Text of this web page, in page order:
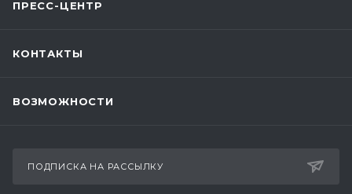
ПРЕСС-ЦЕНТР
КОНТАКТЫ
ВОЗМОЖНОСТИ
ПОДПИСКА НА РАССЫЛКУ